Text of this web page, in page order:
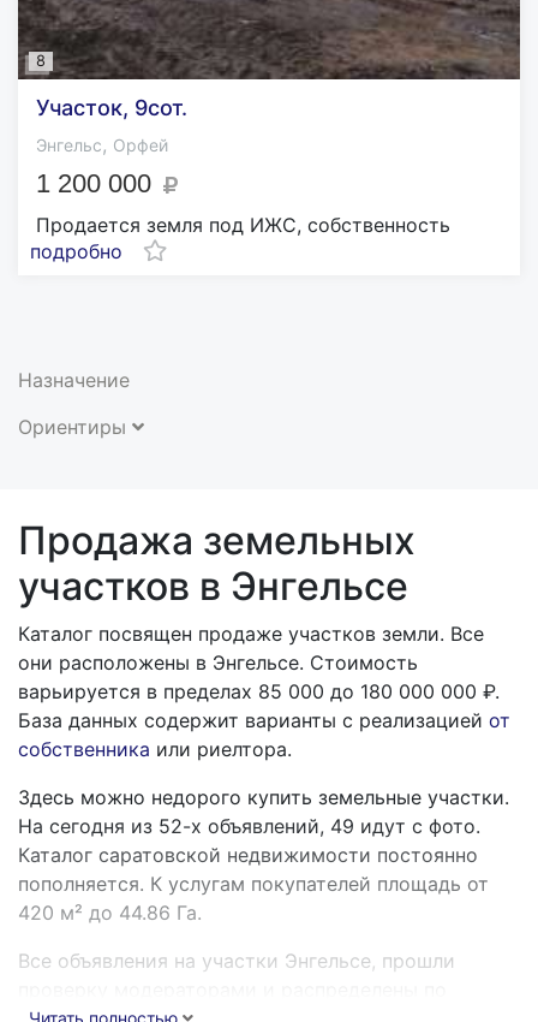
8
Участок, 9сот.
Энгельс, Орфей
1 200 000
Продается земля под ИЖС, собственность
подробно
Назначение
Ориентиры
Продажа земельных
участков в Энгельсе
Каталог посвящен продаже участков земли. Все
они расположены в Энгельсе. Стоимость
варьируется в пределах 85 000 до 180 000 000 ₽.
База данных содержит варианты с реализацией от
собственника или риелтора.
Здесь можно недорого купить земельные участки.
На сегодня из 52-х объявлений, 49 идут с фото.
Каталог саратовской недвижимости постоянно
пополняется. К услугам покупателей площадь от
420 м² до 44.86 Га.
Все объявления на участки Энгельсе, прошли